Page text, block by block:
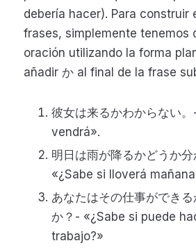
debería hacer). Para construir
frases, simplemente tenemos
oración utilizando la forma
añadir か al final de la frase
彼女は来るかわからない
vendrá».
明日は雨が降るかどうか
«¿Sabe si lloverá
あなたはその仕事ができ
か？- «¿Sabe si puede
trabajo?»